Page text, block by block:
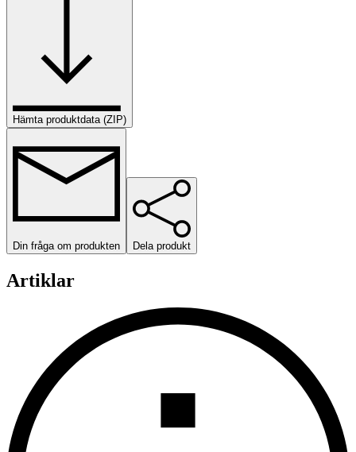
Hämta produktdata (ZIP)
Din fråga om produkten Dela produkt
Artiklar